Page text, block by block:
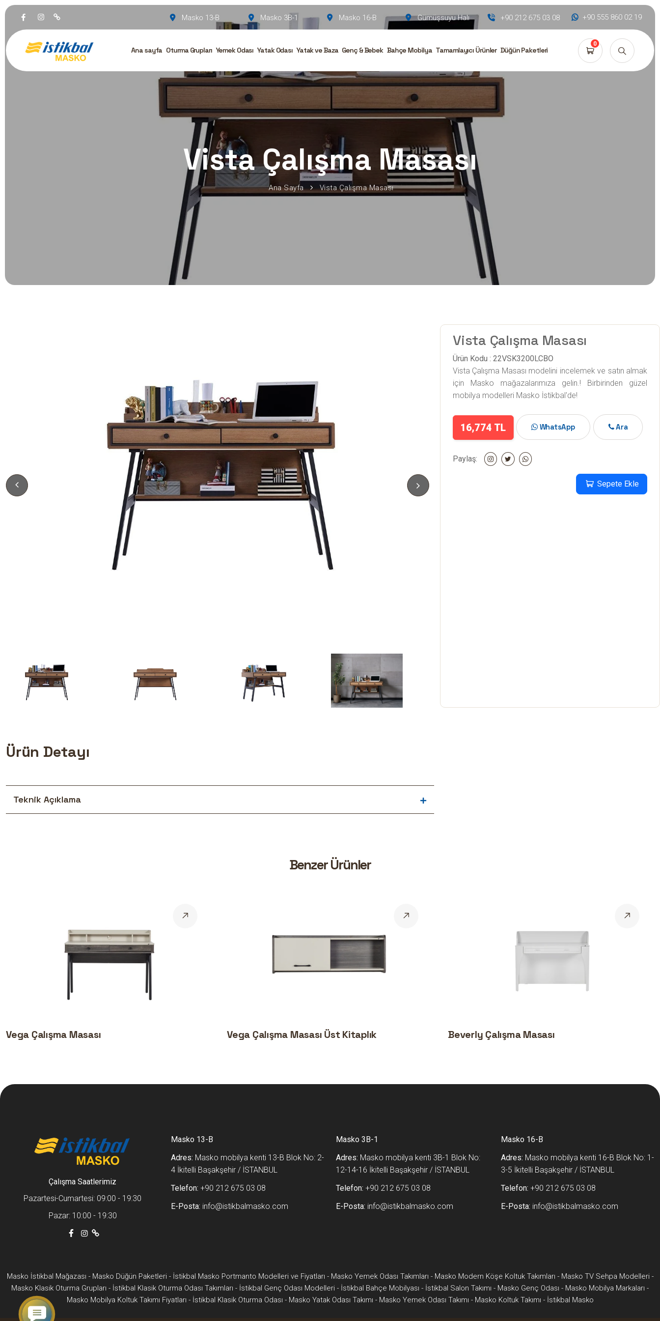
Masko 13-B Masko 3B-1 Masko 16-B Gümüşsuyu Halı +90 212 675 03 08 +90 555 860 02 19
Ana sayfa Oturma Grupları Yemek Odası Yatak Odası Yatak ve Baza Genç & Bebek Bahçe Mobilya Tamamlayıcı Ürünler Düğün Paketleri
0
Vista Çalışma Masası
Ana Sayfa Vista Çalışma Masası
Vista Çalışma Masası
Ürün Kodu : 22VSK3200LCBO
Vista Çalışma Masası modelini incelemek ve satın almak
için Masko mağazalarımıza gelin.! Birbirinden güzel
mobilya modelleri Masko İstikbal'de!
16,774 TL WhatsApp Ara
Paylaş:
Sepete Ekle
Ürün Detayı
Teknik Açıklama
Benzer Ürünler
Vega Çalışma Masası Vega Çalışma Masası Üst Kitaplık Beverly Çalışma Masası
Çalışma Saatlerimiz
Pazartesi-Cumartesi: 09:00 - 19:30
Pazar: 10:00 - 19:30
Masko 13-B
Adres: Masko mobilya kenti 13-B Blok No: 2-
4 İkitelli Başakşehir / İSTANBUL
Telefon: +90 212 675 03 08
E-Posta: info@istikbalmasko.com
Masko 3B-1
Adres: Masko mobilya kenti 3B-1 Blok No:
12-14-16 İkitelli Başakşehir / İSTANBUL
Telefon: +90 212 675 03 08
E-Posta: info@istikbalmasko.com
Masko 16-B
Adres: Masko mobilya kenti 16-B Blok No: 1-
3-5 İkitelli Başakşehir / İSTANBUL
Telefon: +90 212 675 03 08
E-Posta: info@istikbalmasko.com
Masko İstikbal Mağazası - Masko Düğün Paketleri- İstikbal Masko Portmanto Modelleri ve Fiyatları - Masko Yemek Odası Takımları - Masko Modern Köşe Koltuk Takımları - Masko TV Sehpa Modelleri-
Masko Klasik Oturma Grupları - İstikbal Klasik Oturma Odası Takımları - İstikbal Genç Odası Modelleri - İstikbal Bahçe Mobilyası - İstikbal Salon Takımı - Masko Genç Odası - Masko Mobilya Markaları -
Masko Mobilya Koltuk Takımı Fiyatları - İstikbal Klasik Oturma Odası - Masko Yatak Odası Takımı - Masko Yemek Odası Takımı - Masko Koltuk Takımı - İstikbal Masko